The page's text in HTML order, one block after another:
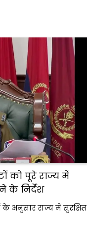
को पूरे राज्य में
के निर्देश
अनुसार राज्य में सुरक्षित